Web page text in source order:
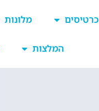
כרטיסים מלונות
המלצות